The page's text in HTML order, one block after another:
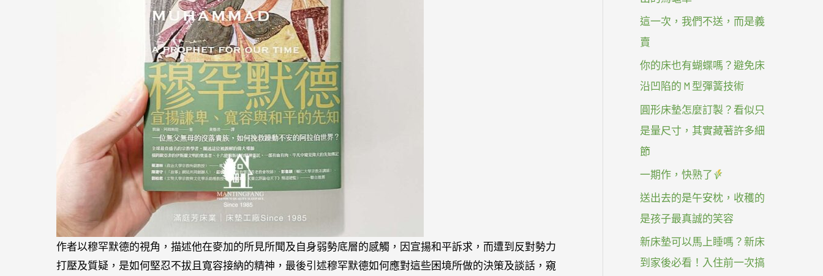
作者以穆罕默德的視角，描述他在麥加的所見所聞及自身弱勢底層的感觸，因宣揚和平訴求，而遭到反對勢力
打壓及質疑，是如何堅忍不拔且寬容接納的精神，最後引述穆罕默德如何應對這些困境所做的決策及談話，窺
這一次，我們不送，而是義
賣
你的床也有蝴蝶嗎？避免床
沿凹陷的 M 型彈簧技術
圓形床墊怎麼訂製？看似只
是量尺寸，其實藏著許多細
節
一期作，快熟了
送出去的是午安枕，收穫的
是孩子最真誠的笑容
新床墊可以馬上睡嗎？新床
到家後必看！入住前一次搞